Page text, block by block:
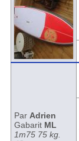
Par Adrien
Gabarit ML
1m75 75 kg.